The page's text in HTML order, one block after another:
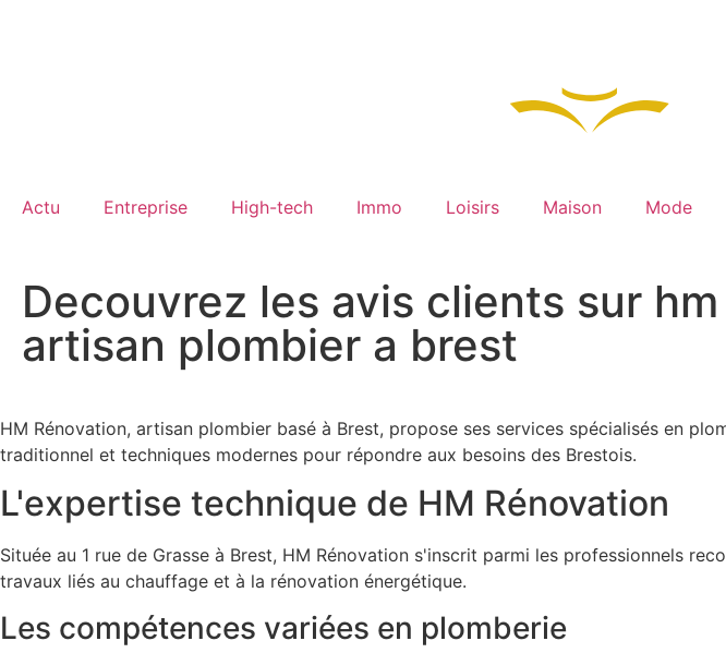
Actu Entreprise High-tech Immo Loisirs Maison Mode
Decouvrez les avis clients sur
artisan plombier a brest
HM Rénovation, artisan plombier basé à Brest, propose ses services spécialisés en
traditionnel et techniques modernes pour répondre aux besoins des Brestois.
L'expertise technique de HM Rénovation
Située au 1 rue de Grasse à Brest, HM Rénovation s'inscrit parmi les professionnels
travaux liés au chauffage et à la rénovation énergétique.
Les compétences variées en plomberie